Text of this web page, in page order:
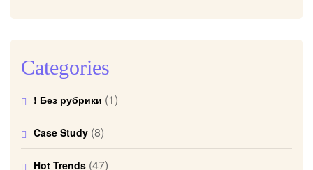
Categories
! Без рубрики (1)
Case Study (8)
Hot Trends (47)